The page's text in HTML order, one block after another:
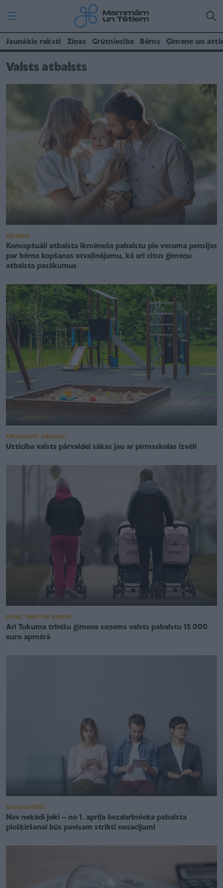
Jaunākie raksti Ziņas Grūtniecība Bērns Ģimene un
Valsts atbalsts
ZĪDAINIS
Konceptuāli atbalsta ikmēneša pabalstu pie vecuma pensijas
par bērna kopšanas atvaļinājumu, kā arī citus ģimeņu
atbalsta pasākumus
SPECIĀLISTU VIEDOKĻI
Uzticība valsts pārvaldei sākas jau ar pirmsskolas izvēli
DVĪŅI, TRĪŅI UN VAIRĀK
Arī Tukuma trīnīšu ģimene saņems valsts pabalstu 15 000
euro apmērā
AKTUALITĀTES
Nav nekādi joki – no 1. aprīļa bezdarbnieka pabalsta
piešķiršanai būs pavisam strikti nosacījumi